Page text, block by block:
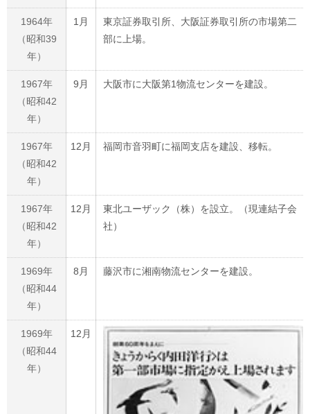
1964年
（昭和39
年）
1月
東京証券取引所、大阪証券取引所の市場第二
部に上場。
1967年
（昭和42
年）
9月 大阪市に大阪第1物流センターを建設。
1967年
（昭和42
年）
12月 福岡市音羽町に福岡支店を建設、移転。
1967年
（昭和42
年）
12月
東北ユーザック（株）を設立。（現連結子会
社）
1969年
（昭和44
年）
8月 藤沢市に湘南物流センターを建設。
1969年
（昭和44
年）
12月